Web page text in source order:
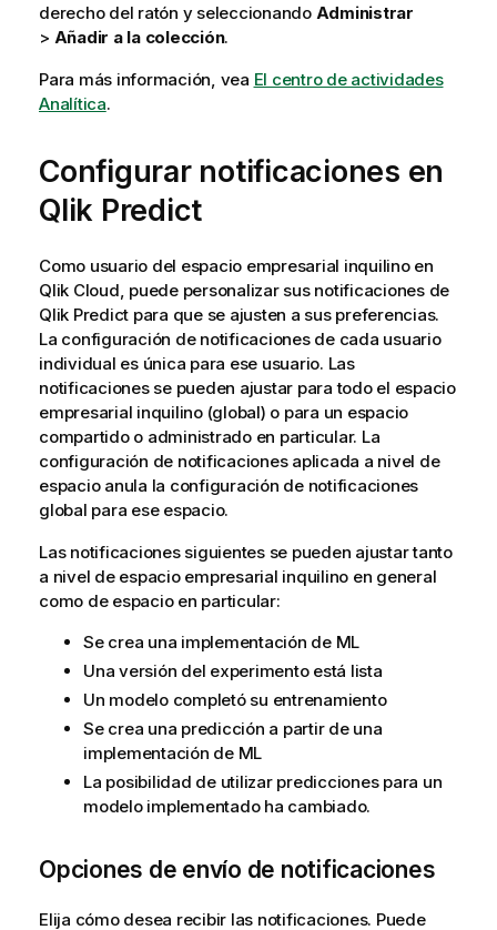
derecho del ratón y seleccionando Administrar
> Añadir a la colección.
Para más información, vea El centro de actividades
Analítica.
Configurar notificaciones en
Qlik Predict
Como usuario del espacio empresarial inquilino en
Qlik Cloud, puede personalizar sus notificaciones de
Qlik Predict para que se ajusten a sus preferencias.
La configuración de notificaciones de cada usuario
individual es única para ese usuario. Las
notificaciones se pueden ajustar para todo el espacio
empresarial inquilino (global) o para un espacio
compartido o administrado en particular. La
configuración de notificaciones aplicada a nivel de
espacio anula la configuración de notificaciones
global para ese espacio.
Las notificaciones siguientes se pueden ajustar tanto
a nivel de espacio empresarial inquilino en general
como de espacio en particular:
Se crea una implementación de ML
Una versión del experimento está lista
Un modelo completó su entrenamiento
Se crea una predicción a partir de una
implementación de ML
La posibilidad de utilizar predicciones para un
modelo implementado ha cambiado.
Opciones de envío de notificaciones
Elija cómo desea recibir las notificaciones. Puede